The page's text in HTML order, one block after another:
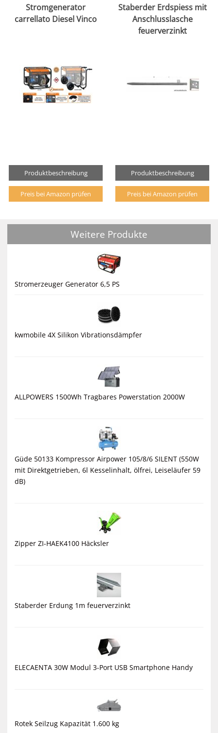
Stromgenerator
carrellato Diesel Vinco
Produktbeschreibung
Preis bei Amazon prüfen
Staberder Erdspiess mit
Anschlusslasche
feuerverzinkt
Produktbeschreibung
Preis bei Amazon prüfen
Weitere Produkte
Stromerzeuger Generator 6,5 PS
kwmobile 4X Silikon Vibrationsdämpfer
ALLPOWERS 1500Wh Tragbares Powerstation 2000W
Güde 50133 Kompressor Airpower 105/8/6 SILENT (550W
mit Direktgetrieben, 6l Kesselinhalt, ölfrei, Leiseläufer 59
dB)
Zipper ZI-HAEK4100 Häcksler
Staberder Erdung 1m feuerverzinkt
ELECAENTA 30W Modul 3-Port USB Smartphone Handy
Rotek Seilzug Kapazität 1.600 kg